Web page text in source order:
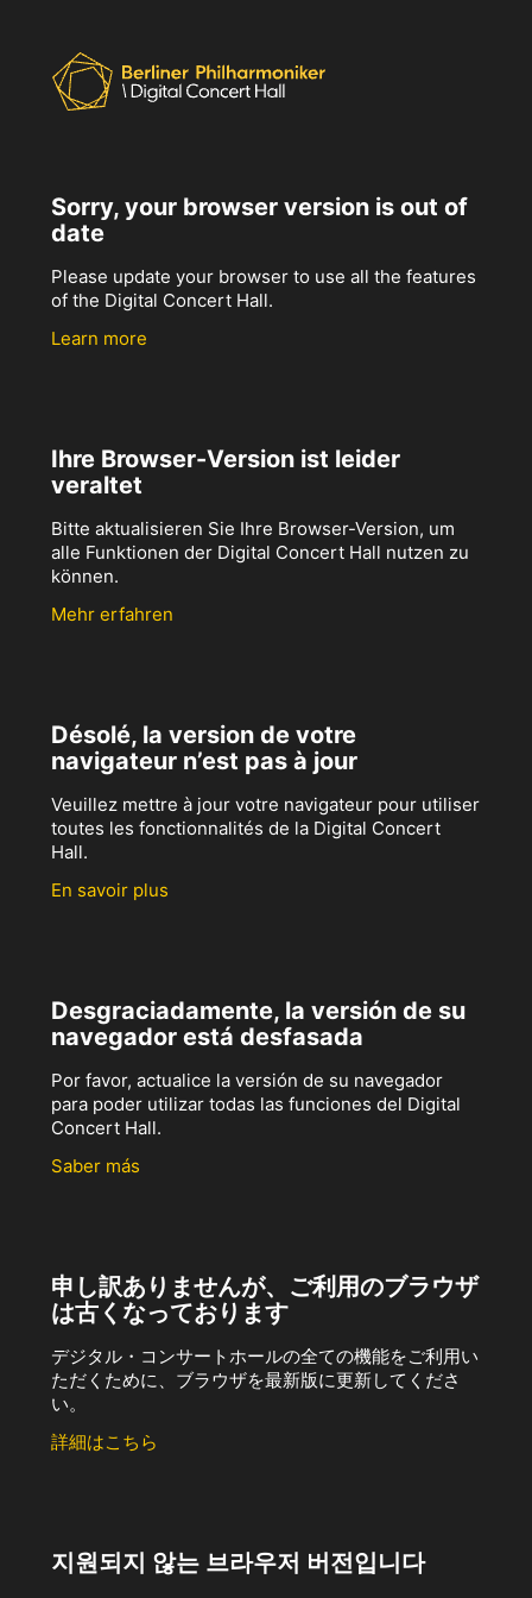
Sorry, your browser version is out of
date
Please update your browser to use all the features
of the Digital Concert Hall.
Learn more
Ihre Browser-Version ist leider
veraltet
Bitte aktualisieren Sie Ihre Browser-Version, um
alle Funktionen der Digital Concert Hall nutzen zu
können.
Mehr erfahren
Désolé, la version de votre
navigateur n’est pas à jour
Veuillez mettre à jour votre navigateur pour utiliser
toutes les fonctionnalités de la Digital Concert
Hall.
En savoir plus
Desgraciadamente, la versión de su
navegador está desfasada
Por favor, actualice la versión de su navegador
para poder utilizar todas las funciones del Digital
Concert Hall.
Saber más
申し訳ありませんが、ご利用のブラウザ
は古くなっております
デジタル・コンサートホールの全ての機能をご利用い
ただくために、ブラウザを最新版に更新してくださ
い。
詳細はこちら
지원되지 않는 브라우저 버전입니다